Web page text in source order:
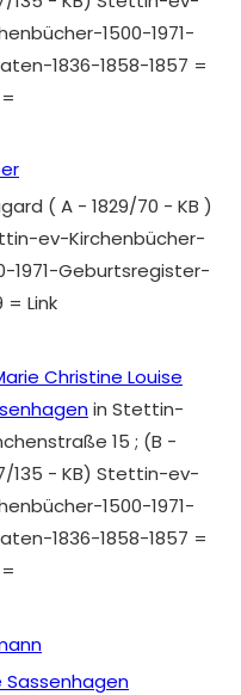
1500-1971-
1836-1858-1857 =
( A - 1829/70 - KB )
ev-Kirchenbücher-
1971-Geburtsregister-
= Link
Christine Louise
in Stettin-
15 ; (B -
135 - KB) Stettin-ev-
1500-1971-
1836-1858-1857 =
Sassenhagen